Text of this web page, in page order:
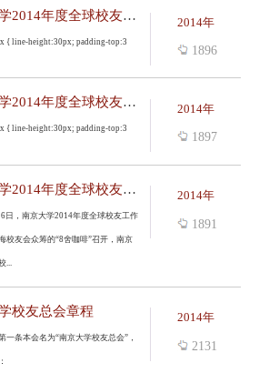
2014年
1896
南京大学2014年度全球校友工作会议纪要——规划行业校友会秘书长邹...
.detail_annex { line-height:30px; padding-top:3
2014年
1897
南京大学2014年度全球校友工作会议纪要——北京校友会副会长马少辉...
.detail_annex { line-height:30px; padding-top:3
2014年
1891
南京大学2014年度全球校友工作会议召开
日，南京大学2014年度全球校友工作
校友会众筹的“8舍咖啡”召开，南京
2014年
2131
校友总会章程
一条本会名为“南京大学校友总会”，